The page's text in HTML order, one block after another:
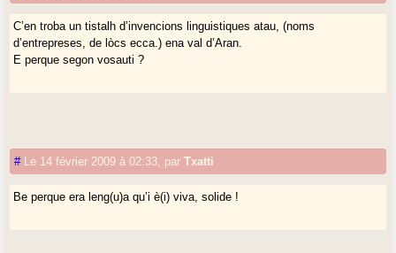
C’en troba un tistalh d’invencions linguistiques atau, (noms
d’entrepreses, de lòcs ecca.) ena val d’Aran.
E perque segon vosauti ?
# Le 14 février 2009 à 02:33 parTxatti
Be perque era leng(u)a qu’i è(i) viva, solide !